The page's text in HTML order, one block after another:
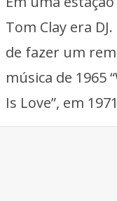
Tom Clay era
de fazer um
música de 1965
Is Love”, em